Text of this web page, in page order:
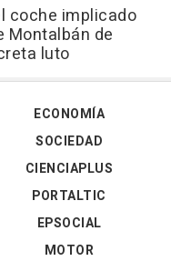
coche implicado
Montalbán de
luto
ECONOMÍA
SOCIEDAD
CIENCIAPLUS
PORTALTIC
EPSOCIAL
MOTOR